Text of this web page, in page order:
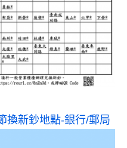
換新鈔地點-銀行/郵局